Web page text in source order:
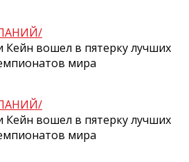
Кейн вошел в пятерку лучших
мира
Кейн вошел в пятерку лучших
мира